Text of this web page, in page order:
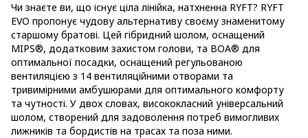
Чи знаєте ви, що існує ціла лінійка, натхненна RYFT? RYFT
EVO пропонує чудову альтернативу своєму знаменитому
старшому братові. Цей гібридний шолом, оснащений
MIPS®, додатковим захистом голови, та BOA® для
оптимальної посадки, оснащений регульованою
вентиляцією з 14 вентиляційними отворами та
тривимірними амбушюрами для оптимального комфорту
та чутності. У двох словах, висококласний універсальний
шолом, створений для задоволення потреб вимогливих
лижників та бордистів на трасах та поза ними.